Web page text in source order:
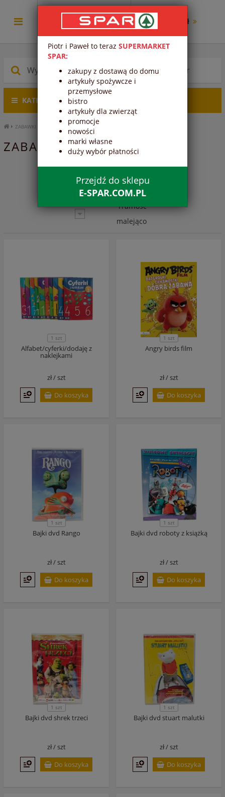
0.00 zł
KATEGORIE PRODUKTÓW
ZABAWKI
ZABAWKI
1 2 3
Trafność
malejąco
1 szt
Alfabet/cyferki/dodaję z
naklejkami
zł /szt
Do koszyka
1 szt
Angry birds film
zł /szt
Do koszyka
1 szt
Bajki dvd Rango
zł /szt
Do koszyka
1 szt
Bajki dvd roboty z książką
zł /szt
Do koszyka
1 szt
Bajki dvd shrek trzeci
zł /szt
Do koszyka
1 szt
Bajki dvd stuart malutki
zł /szt
Do koszyka
Piotr i Paweł to teraz SUPERMARKET
SPAR:
zakupy z dostawą do domu
artykuły spożywcze i
przemysłowe
bistro
artykuły dla zwierząt
promocje
nowości
marki własne
duży wybór płatności
Przejdź do sklepu
E-SPAR.COM.PL